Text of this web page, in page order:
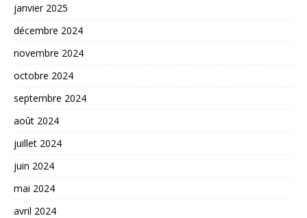
janvier 2025
décembre 2024
novembre 2024
octobre 2024
septembre 2024
août 2024
juillet 2024
juin 2024
mai 2024
avril 2024